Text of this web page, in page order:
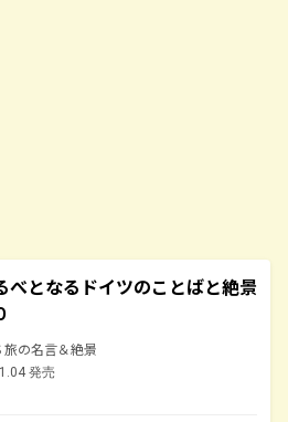
べとなるドイツのことばと絶景
旅の名言＆絶景
発売